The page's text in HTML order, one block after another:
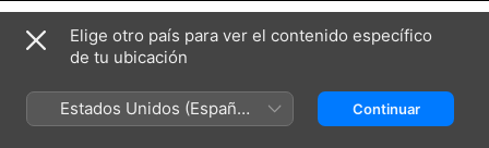
Temporada 1
Elige otro país para ver el contenido específico
de tu ubicación
Estados Unidos (Español
México)
Continuar